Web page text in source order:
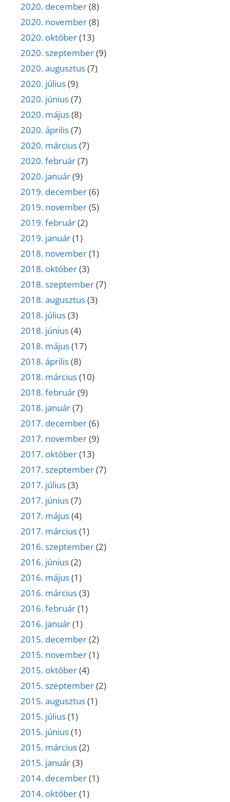
2020. december(8)
2020. november(8)
2020. október(13)
2020. szeptember(9)
2020. augusztus(7)
2020. július(9)
2020. június(7)
2020. május(8)
2020. április(7)
2020. március(7)
2020. február(7)
2020. január(9)
2019. december(6)
2019. november(5)
2019. február(2)
2019. január(1)
2018. november(1)
2018. október(3)
2018. szeptember(7)
2018. augusztus(3)
2018. július(3)
2018. június(4)
2018. május(17)
2018. április(8)
2018. március(10)
2018. február(9)
2018. január(7)
2017. december(6)
2017. november(9)
2017. október(13)
2017. szeptember(7)
2017. július(3)
2017. június(7)
2017. május(4)
2017. március(1)
2016. szeptember(2)
2016. június(2)
2016. május(1)
2016. március(3)
2016. február(1)
2016. január(1)
2015. december(2)
2015. november(1)
2015. október(4)
2015. szeptember(2)
2015. augusztus(1)
2015. július(1)
2015. június(1)
2015. március(2)
2015. január(3)
2014. december(1)
2014. október(1)